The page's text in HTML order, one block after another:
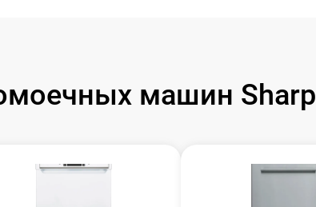
машин Sharp